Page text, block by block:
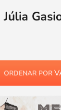
Júlia
ORDENAR POR